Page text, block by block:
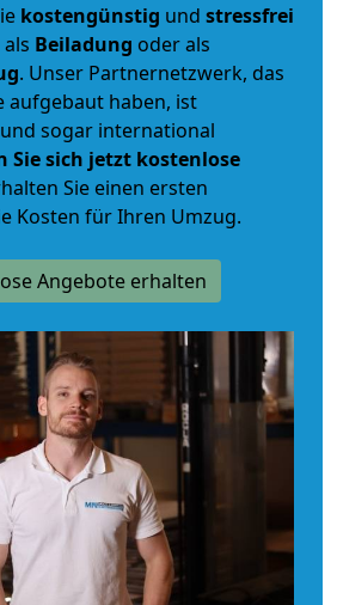
kostengünstig und stressfrei
als Beiladung oder als
. Unser Partnernetzwerk, das
aufgebaut haben, ist
sogar international
Sie sich jetzt kostenlose
Sie einen ersten
Kosten für Ihren Umzug.
Angebote erhalten